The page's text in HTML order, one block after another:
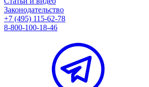
Законодательство
+7 (495) 115-62-78
8-800-100-18-46